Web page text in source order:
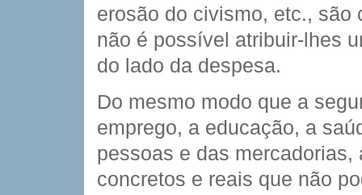
erosão do civismo, etc.,
não é possível atribuir-lhes
do lado da despesa.
Do mesmo modo que a
emprego, a educação, a
pessoas e das
concretos e reais que não